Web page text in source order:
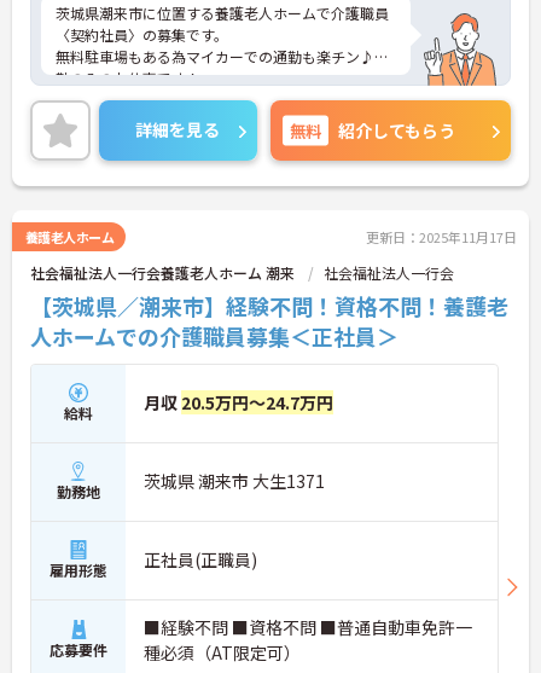
茨城県潮来市に位置する養護老人ホームで介護職員
〈契約社員〉の募集です。
無料駐車場もある為マイカーでの通勤も楽チン♪日
勤のみのお仕事です！
介護業界のお仕事が初めての人でもチャレンジでき
る職場で、丁寧な研修とフォロー体制で、経験に関
わらず安心してスタートできます。
こちらの求人にご興味がございましたら面接のポイ
ントもお伝えしますので是非ご応募お待ちしており
詳細を見る 無料 紹介してもらう
養護老人ホーム 更新日：2025年11月17日
社会福祉法人一行会養護老人ホーム 潮来 社会福祉法人一行会
【茨城県／潮来市】経験不問！資格不問！養護老
人ホームでの介護職員募集＜正社員＞
給料 月収 20.5万円～24.7万円
勤務地 茨城県 潮来市 大生1371
雇用形態 正社員(正職員)
応募要件
■経験不問 ■資格不問 ■普通自動車免許一
種必須（AT限定可）